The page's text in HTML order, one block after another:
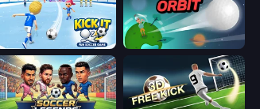
Kick It – Fun Soccer Game Golf Orbit